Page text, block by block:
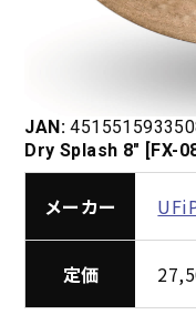
JAN:
Dry Splash 8″ [FX-
メーカー
定価